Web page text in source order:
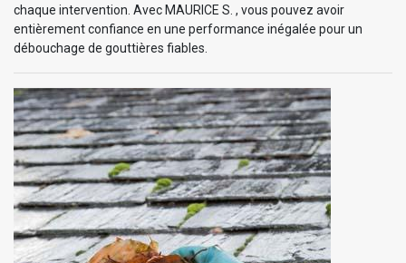
chaque intervention. Avec MAURICE S. , vous pouvez avoir
entièrement confiance en une performance inégalée pour un
débouchage de gouttières fiables.